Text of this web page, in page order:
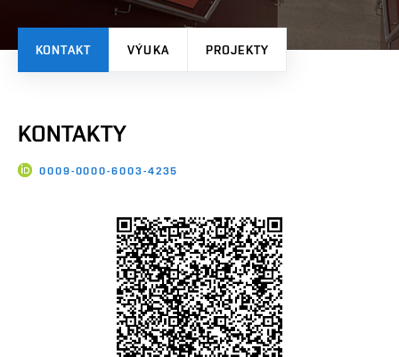
KONTAKT VÝUKA PROJEKTY
KONTAKTY
0009-0000-6003-4235